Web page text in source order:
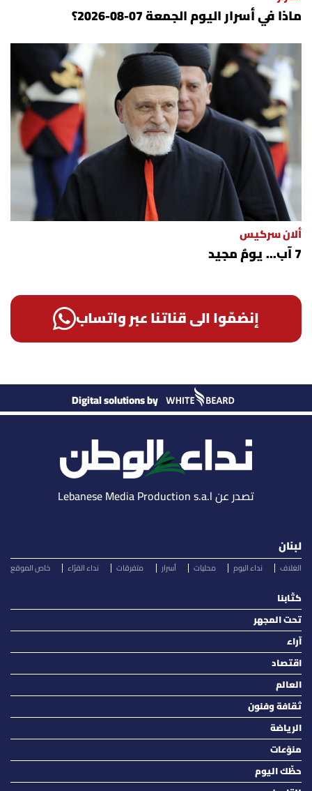
ماذا في أسرار اليوم الجمعة 07-08-2026؟
ألان سركيس
7 آب... يومٌ مجيد
إنضمّوا الى قناتنا عبر واتساب
Digital solutions by
تصدر عن Lebanese Media Production s.a.l
لبنان
الغلاف نداء اليوم محليات أسرار متفرقات نداء القرّاء خاص الموقع
كتّابنا
تحت المجهر
آراء
اقتصاد
العالم
ثقافة وفنون
الرياضة
منوّعات
حظّك اليوم